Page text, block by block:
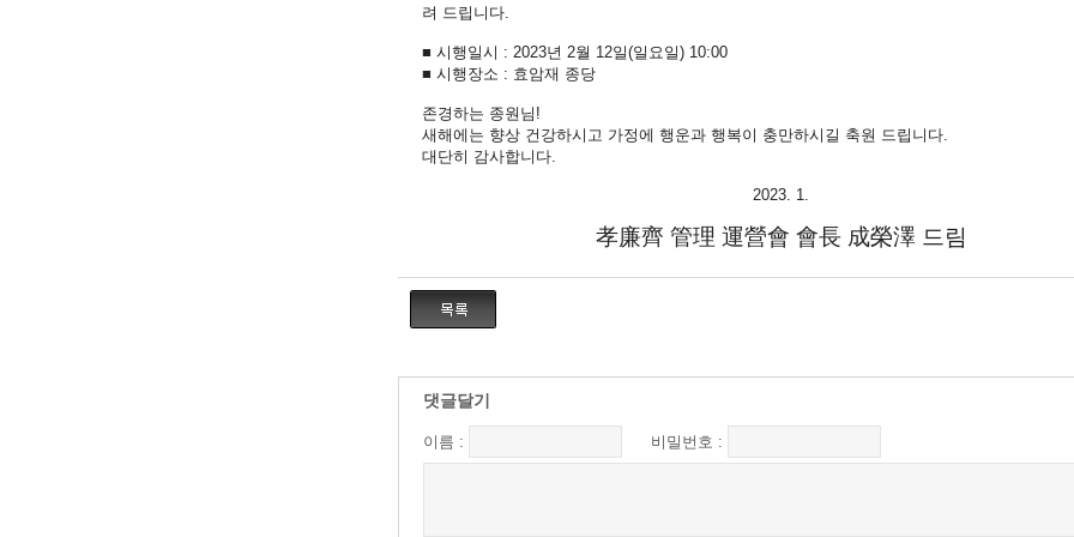
려 드립니다.
■ 시행일시 : 2023년 2월 12일(일요일) 10:00
■ 시행장소 : 효암재 종당
존경하는 종원님!
새해에는 향상 건강하시고 가정에 행운과 행복이 충만하시길 축원 드립니다.
대단히 감사합니다.
2023. 1.
孝廉齊 管理 運營會 會長 成榮澤 드림
댓글달기
이름 : 비밀번호 :